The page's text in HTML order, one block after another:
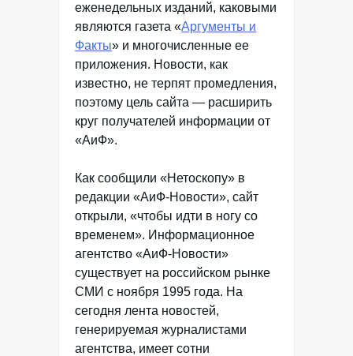
еженедельных изданий, каковыми
являются газета «Аргументы и
Факты» и многочисленные ее
приложения. Новости, как
известно, не терпят промедления,
поэтому цель сайта — расширить
круг получателей информации от
«АиФ».
Как сообщили «Нетоскопу» в
редакции «АиФ-Новости», сайт
открыли, «чтобы идти в ногу со
временем». Информационное
агентство «АиФ-Новости»
существует на российском рынке
СМИ с ноября 1995 года. На
сегодня лента новостей,
генерируемая журналистами
агентства, имеет сотни